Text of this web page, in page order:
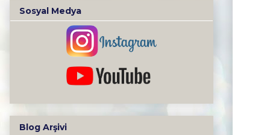
Sosyal Medya
Blog Arşivi